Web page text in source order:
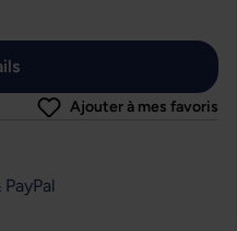
Ajouter à mes favoris